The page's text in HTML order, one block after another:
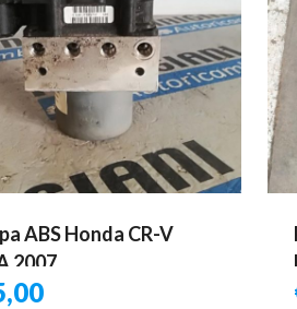
ABS Honda CR-V
2007